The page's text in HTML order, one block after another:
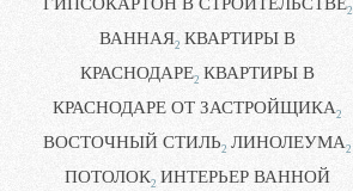
2
ВАННАЯ2 КВАРТИРЫ В
КРАСНОДАРЕ2 КВАРТИРЫ В
КРАСНОДАРЕ ОТ ЗАСТРОЙЩИКА2
ВОСТОЧНЫЙ СТИЛЬ2 ЛИНОЛЕУМА2
ПОТОЛОК2 ИНТЕРЬЕР ВАННОЙ